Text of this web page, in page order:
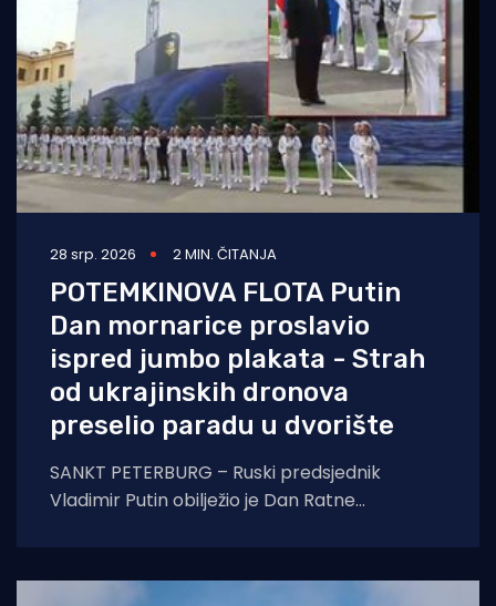
28 srp. 2026 2 MIN. ČITANJA
POTEMKINOVA FLOTA Putin
Dan mornarice proslavio
ispred jumbo plakata - Strah
od ukrajinskih dronova
preselio paradu u dvorište
SANKT PETERBURG – Ruski predsjednik
Vladimir Putin obilježio je Dan Ratne
godina.